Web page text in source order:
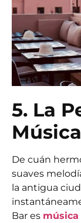
5. La
De cuán
suaves
la antigua
Bar es música